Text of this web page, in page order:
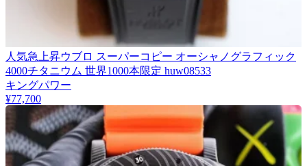
人気急上昇ウブロ スーパーコピー オーシャノグラフィック
4000チタニウム 世界1000本限定 huw08533
キングパワー
¥77,700